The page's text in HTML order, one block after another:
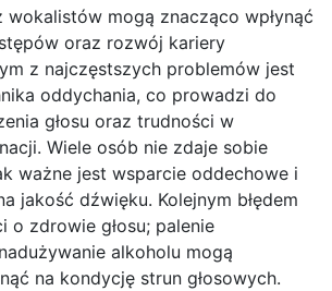
wokalistów mogą znacząco wpłynąć
oraz rozwój kariery
z najczęstszych problemów jest
oddychania, co prowadzi do
głosu oraz trudności w
Wiele osób nie zdaje sobie
ważne jest wsparcie oddechowe i
jakość dźwięku. Kolejnym błędem
o zdrowie głosu; palenie
alkoholu mogą
na kondycję strun głosowych.